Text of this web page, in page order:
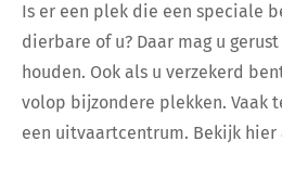
Is er een plek die een speciale
dierbare of u? Daar mag u
houden. Ook als u verzekerd
volop bijzondere plekken. Vaak
een uitvaartcentrum. Bekijk hier